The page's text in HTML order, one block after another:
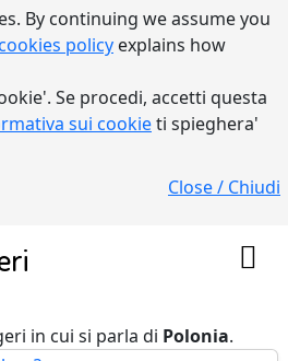
By continuing we assume you
policy explains how
Se procedi, accetti questa
sui cookieti spieghera'
Close / Chiudi
in cui si parla di Polonia.